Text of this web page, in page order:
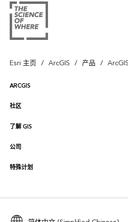
Esri 主页 / ArcGIS / 产品 /
ARCGIS
ArcGIS 概览
制图
ArcGIS Online
社区
Esri 社区
ArcGIS 博客
用户研究和测试
了解 GIS
什么是 GIS？
位置智能
培训
ArcUser
公司
关于 Esri
招贤纳士
特殊计划
ArcGIS for Student Use